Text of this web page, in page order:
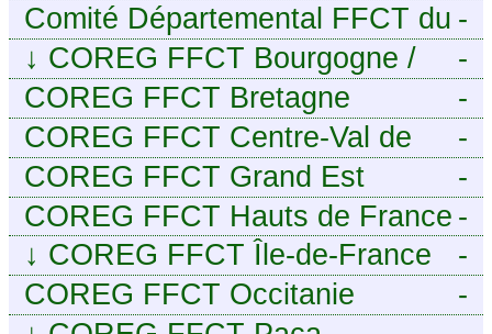
-
Comité Départemental FFCT du
Cher
-
↓ COREG FFCT Bourgogne /
Franche-Comté
-
COREG FFCT Bretagne
-
COREG FFCT Centre-Val de
Loire
-
COREG FFCT Grand Est
-
COREG FFCT Hauts de France
-
↓ COREG FFCT Île-de-France
-
COREG FFCT Occitanie